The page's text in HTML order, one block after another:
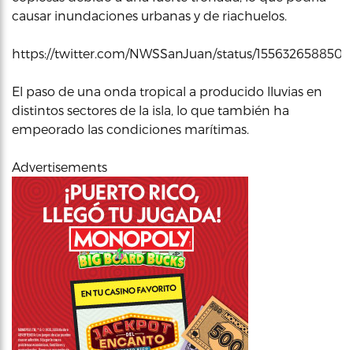
causar inundaciones urbanas y de riachuelos.
https://twitter.com/NWSSanJuan/status/
El paso de una onda tropical a producido lluvias en
distintos sectores de la isla, lo que también ha
empeorado las condiciones marítimas.
Advertisements